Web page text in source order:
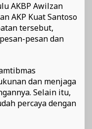
AKBP Awilzan
AKP Kuat Santoso
tersebut,
pesan dan
dan menjaga
Selain itu,
percaya dengan